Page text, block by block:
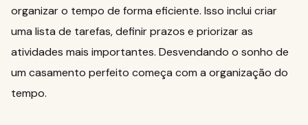
organizar o tempo de forma eficiente. Isso inclui criar
uma lista de tarefas, definir prazos e priorizar as
atividades mais importantes. Desvendando o sonho de
um casamento perfeito começa com a organização do
tempo.